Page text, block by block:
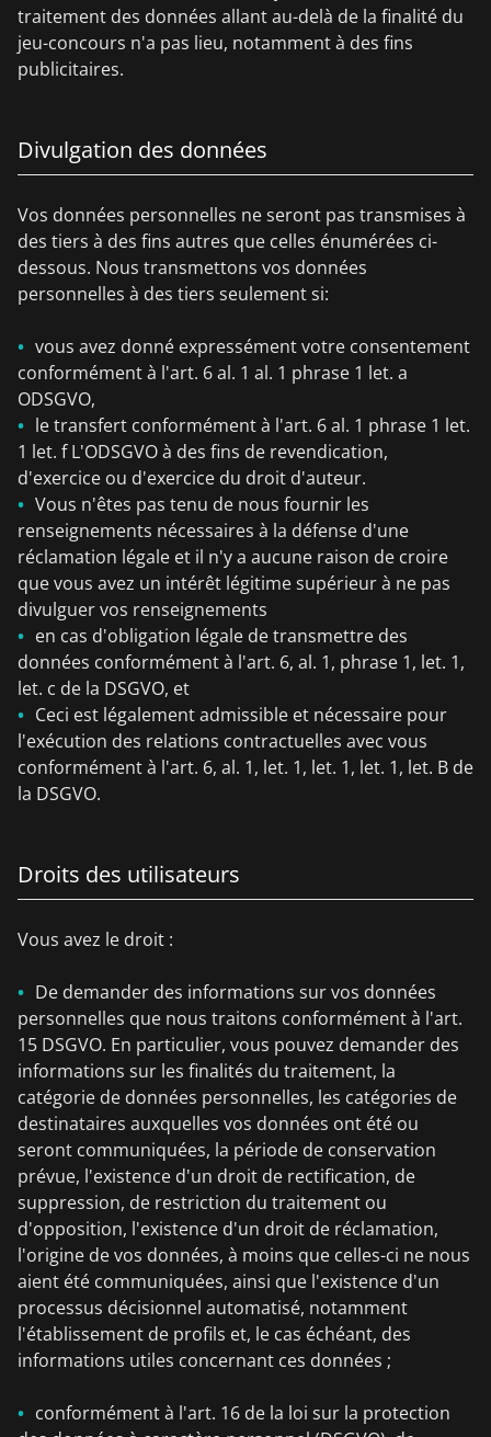
traitement des données allant au-delà de la finalité du
jeu-concours n'a pas lieu, notamment à des fins
publicitaires.
Divulgation des données
Vos données personnelles ne seront pas transmises à
des tiers à des fins autres que celles énumérées ci-
dessous. Nous transmettons vos données
personnelles à des tiers seulement si:
vous avez donné expressément votre consentement
conformément à l'art. 6 al. 1 al. 1 phrase 1 let. a
ODSGVO,
le transfert conformément à l'art. 6 al. 1 phrase 1 let.
1 let. f L'ODSGVO à des fins de revendication,
d'exercice ou d'exercice du droit d'auteur.
Vous n'êtes pas tenu de nous fournir les
renseignements nécessaires à la défense d'une
réclamation légale et il n'y a aucune raison de croire
que vous avez un intérêt légitime supérieur à ne pas
divulguer vos renseignements
en cas d'obligation légale de transmettre des
données conformément à l'art. 6, al. 1, phrase 1, let. 1,
let. c de la DSGVO, et
Ceci est légalement admissible et nécessaire pour
l'exécution des relations contractuelles avec vous
conformément à l'art. 6, al. 1, let. 1, let. 1, let. 1, let. B de
la DSGVO.
Droits des utilisateurs
Vous avez le droit :
De demander des informations sur vos données
personnelles que nous traitons conformément à l'art.
15 DSGVO. En particulier, vous pouvez demander des
informations sur les finalités du traitement, la
catégorie de données personnelles, les catégories de
destinataires auxquelles vos données ont été ou
seront communiquées, la période de conservation
prévue, l'existence d'un droit de rectification, de
suppression, de restriction du traitement ou
d'opposition, l'existence d'un droit de réclamation,
l'origine de vos données, à moins que celles-ci ne nous
aient été communiquées, ainsi que l'existence d'un
processus décisionnel automatisé, notamment
l'établissement de profils et, le cas échéant, des
informations utiles concernant ces données ;
conformément à l'art. 16 de la loi sur la protection